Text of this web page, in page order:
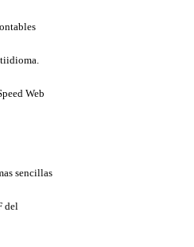
Web
sencillas
del